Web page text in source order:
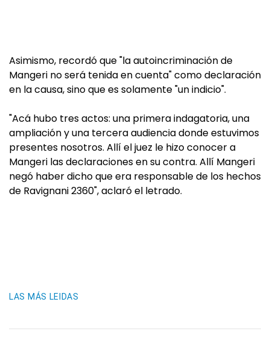
Asimismo, recordó que "la autoincriminación de
Mangeri no será tenida en cuenta" como declaración
en la causa, sino que es solamente "un indicio".
"Acá hubo tres actos: una primera indagatoria, una
ampliación y una tercera audiencia donde estuvimos
presentes nosotros. Allí el juez le hizo conocer a
Mangeri las declaraciones en su contra. Allí Mangeri
negó haber dicho que era responsable de los hechos
de Ravignani 2360", aclaró el letrado.
LAS MÁS LEIDAS